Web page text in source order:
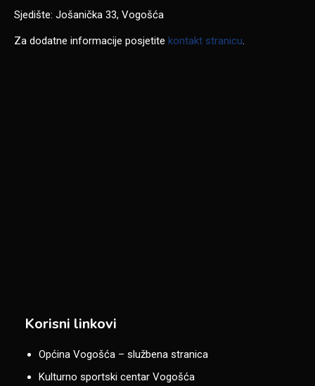
Sjedište: Jošanička 33, Vogošća
Za dodatne informacije posjetite kontakt stranicu.
Korisni linkovi
Općina Vogošća – službena stranica
Kulturno sportski centar Vogošća